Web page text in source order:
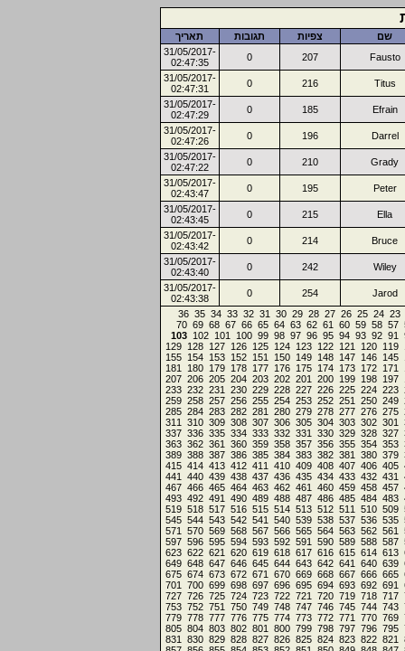
שם צפיות תגובות
תאריך
Fausto
207
0
31/05/2017-
02:47:35
Titus
216
0
31/05/2017-
02:47:31
Efrain
185
0
31/05/2017-
02:47:29
Darrel
196
0
31/05/2017-
02:47:26
Grady
210
0
31/05/2017-
02:47:22
Peter
195
0
31/05/2017-
02:43:47
Ella
215
0
31/05/2017-
02:43:45
Bruce
214
0
31/05/2017-
02:43:42
Wiley
242
0
31/05/2017-
02:43:40
Jarod
254
0
31/05/2017-
02:43:38
23
24
25
26
27
28
29
30
31
32
33
34
35
36
57
58
59
60
61
62
63
64
65
66
67
68
69
70
91
92
93
94
95
96
97
98
99
100
101
102
103
119
120
121
122
123
124
125
126
127
128
129
145
146
147
148
149
150
151
152
153
154
155
171
172
173
174
175
176
177
178
179
180
181
197
198
199
200
201
202
203
204
205
206
207
223
224
225
226
227
228
229
230
231
232
233
249
250
251
252
253
254
255
256
257
258
259
275
276
277
278
279
280
281
282
283
284
285
301
302
303
304
305
306
307
308
309
310
311
327
328
329
330
331
332
333
334
335
336
337
353
354
355
356
357
358
359
360
361
362
363
379
380
381
382
383
384
385
386
387
388
389
405
406
407
408
409
410
411
412
413
414
415
431
432
433
434
435
436
437
438
439
440
441
457
458
459
460
461
462
463
464
465
466
467
483
484
485
486
487
488
489
490
491
492
493
509
510
511
512
513
514
515
516
517
518
519
535
536
537
538
539
540
541
542
543
544
545
561
562
563
564
565
566
567
568
569
570
571
587
588
589
590
591
592
593
594
595
596
597
613
614
615
616
617
618
619
620
621
622
623
639
640
641
642
643
644
645
646
647
648
649
665
666
667
668
669
670
671
672
673
674
675
691
692
693
694
695
696
697
698
699
700
701
717
718
719
720
721
722
723
724
725
726
727
743
744
745
746
747
748
749
750
751
752
753
769
770
771
772
773
774
775
776
777
778
779
795
796
797
798
799
800
801
802
803
804
805
821
822
823
824
825
826
827
828
829
830
831